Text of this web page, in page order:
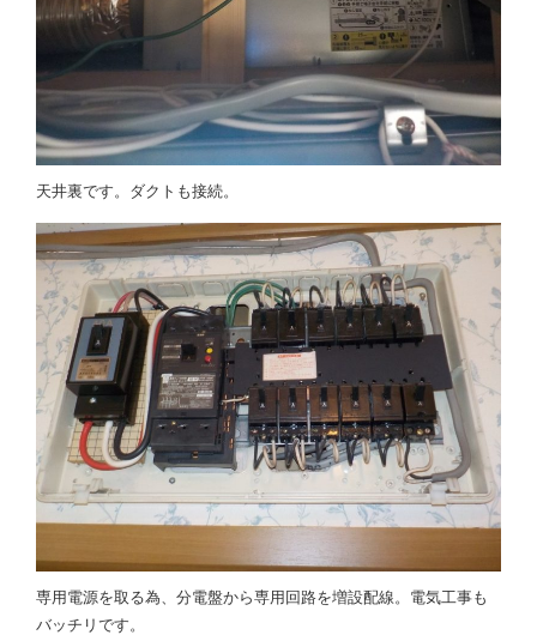
天井裏です。ダクトも接続。
専用電源を取る為、分電盤から専用回路を増設配線。電気工事も
バッチリです。